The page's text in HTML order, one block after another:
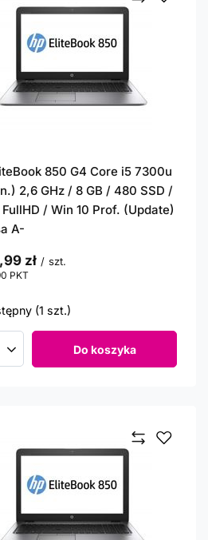
850 G4 Core i5 7300u
2,6 GHz / 8 GB / 480 SSD /
/ Win 10 Prof. (Update)
A-
zł / szt.
PKT
(1 szt.)
produktów Do koszyka